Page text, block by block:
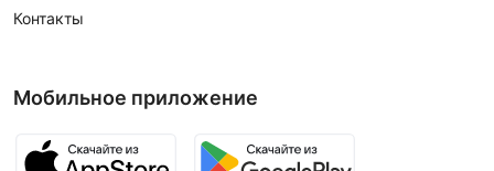
Контакты
Мобильное приложение